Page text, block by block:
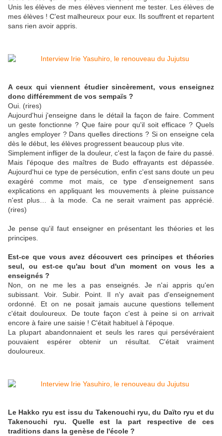
Unis les élèves de mes élèves viennent me tester. Les élèves de
mes élèves ! C'est malheureux pour eux. Ils souffrent et repartent
sans rien avoir appris.
A ceux qui viennent étudier sincèrement, vous enseignez
donc différemment de vos sempaïs ?
Oui. (rires)
Aujourd'hui j'enseigne dans le détail la façon de faire. Comment
un geste fonctionne ? Que faire pour qu'il soit efficace ? Quels
angles employer ? Dans quelles directions ? Si on enseigne cela
dès le début, les élèves progressent beaucoup plus vite.
Simplement infliger de la douleur, c'est la façon de faire du passé.
Mais l'époque des maîtres de Budo effrayants est dépassée.
Aujourd'hui ce type de persécution, enfin c'est sans doute un peu
exagéré comme mot mais, ce type d'enseignement sans
explications en appliquant les mouvements à pleine puissance
n'est plus… à la mode. Ca ne serait vraiment pas apprécié.
(rires)
Je pense qu'il faut enseigner en présentant les théories et les
principes.
Est-ce que vous avez découvert ces principes et théories
seul, ou est-ce qu'au bout d'un moment on vous les a
enseignés ?
Non, on ne me les a pas enseignés. Je n'ai appris qu'en
subissant. Voir. Subir. Point. Il n'y avait pas d'enseignement
ordonné. Et on ne posait jamais aucune questions tellement
c'était douloureux. De toute façon c'est à peine si on arrivait
encore à faire une saisie ! C'était habituel à l'époque.
La plupart abandonnaient et seuls les rares qui persévéraient
pouvaient espérer obtenir un résultat. C'était vraiment
douloureux.
Le Hakko ryu est issu du Takenouchi ryu, du Daïto ryu et du
Takenouchi ryu. Quelle est la part respective de ces
traditions dans la genèse de l'école ?